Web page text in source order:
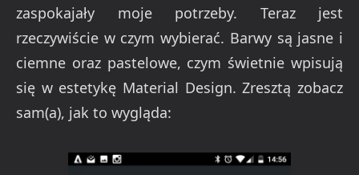
zaspokajały moje potrzeby. Teraz jest
rzeczywiście w czym wybierać. Barwy są jasne i
ciemne oraz pastelowe, czym świetnie wpisują
się w estetykę Material Design. Zresztą zobacz
sam(a), jak to wygląda: